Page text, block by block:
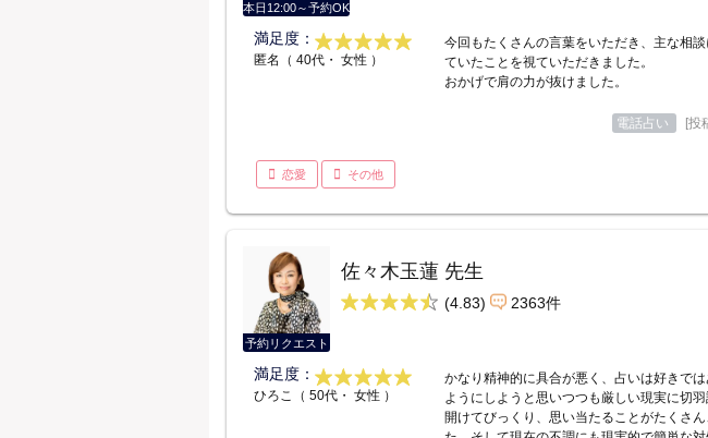
本日12:00～予約OK
満足度：
匿名（ 40代・ 女性 ）
今回もたくさんの言葉をいただき、主な相
ていたことを視ていただきました。
おかげで肩の力が抜けました。
電話占い [投
恋愛 その他
予約リクエスト
佐々木玉蓮 先生
(4.83) 2363件
満足度：
ひろこ（ 50代・ 女性 ）
かなり精神的に具合が悪く、占いは好きで
ようにしようと思いつつも厳しい現実に切羽
開けてびっくり、思い当たることがたくさ